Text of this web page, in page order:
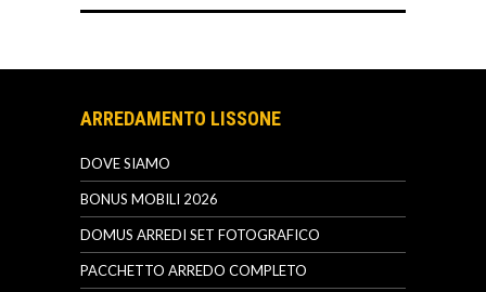
ARREDAMENTO LISSONE
DOVE SIAMO
BONUS MOBILI 2026
DOMUS ARREDI SET FOTOGRAFICO
PACCHETTO ARREDO COMPLETO